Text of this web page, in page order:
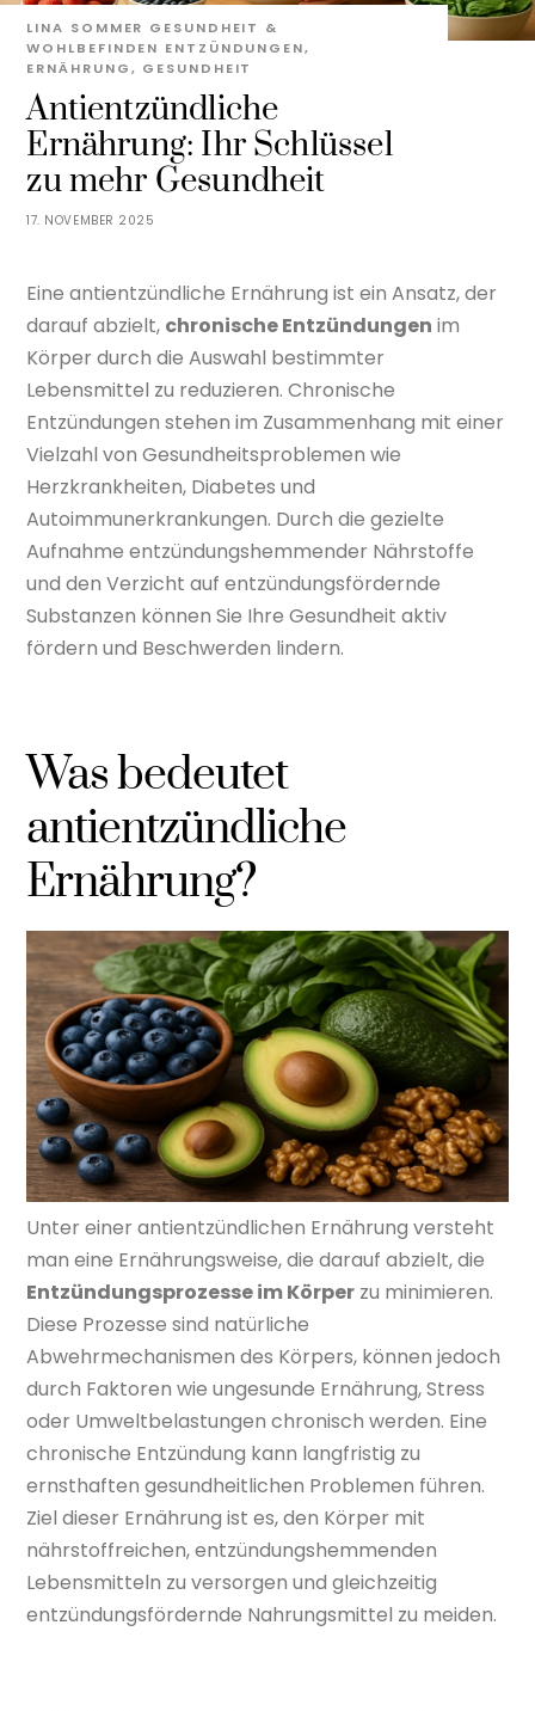
17. NOVEMBER 2025
Antientzündliche
Ernährung: Ihr Schlüssel
zu mehr Gesundheit
LINA SOMMER GESUNDHEIT &
WOHLBEFINDEN ENTZÜNDUNGEN,
ERNÄHRUNG, GESUNDHEIT
Eine antientzündliche Ernährung ist ein Ansatz, der
darauf abzielt, chronische Entzündungen im
Körper durch die Auswahl bestimmter
Lebensmittel zu reduzieren. Chronische
Entzündungen stehen im Zusammenhang mit einer
Vielzahl von Gesundheitsproblemen wie
Herzkrankheiten, Diabetes und
Autoimmunerkrankungen. Durch die gezielte
Aufnahme entzündungshemmender Nährstoffe
und den Verzicht auf entzündungsfördernde
Substanzen können Sie Ihre Gesundheit aktiv
fördern und Beschwerden lindern.
Was bedeutet
antientzündliche
Ernährung?
Unter einer antientzündlichen Ernährung versteht
man eine Ernährungsweise, die darauf abzielt, die
Entzündungsprozesse im Körper zu minimieren.
Diese Prozesse sind natürliche
Abwehrmechanismen des Körpers, können jedoch
durch Faktoren wie ungesunde Ernährung, Stress
oder Umweltbelastungen chronisch werden. Eine
chronische Entzündung kann langfristig zu
ernsthaften gesundheitlichen Problemen führen.
Ziel dieser Ernährung ist es, den Körper mit
nährstoffreichen, entzündungshemmenden
Lebensmitteln zu versorgen und gleichzeitig
entzündungsfördernde Nahrungsmittel zu meiden.